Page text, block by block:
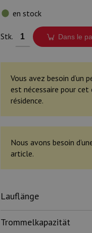
en stock
Stk. Dans le
Vous avez besoin d’un
est nécessaire pour
résidence.
Nous avons besoin
article.
Lauflänge
Trommelkapazität